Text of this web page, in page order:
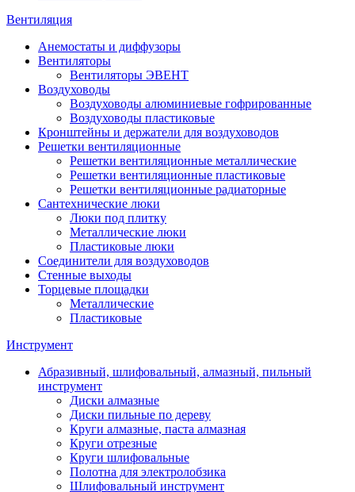
Вентиляция
Анемостаты и диффузоры
Вентиляторы
Вентиляторы ЭВЕНТ
Воздуховоды
Воздуховоды алюминиевые гофрированные
Воздуховоды пластиковые
Кронштейны и держатели для воздуховодов
Решетки вентиляционные
Решетки вентиляционные металлические
Решетки вентиляционные пластиковые
Решетки вентиляционные радиаторные
Сантехнические люки
Люки под плитку
Металлические люки
Пластиковые люки
Соединители для воздуховодов
Стенные выходы
Торцевые площадки
Металлические
Пластиковые
Инструмент
Абразивный, шлифовальный, алмазный, пильный
инструмент
Диски алмазные
Диски пильные по дереву
Круги алмазные, паста алмазная
Круги отрезные
Круги шлифовальные
Полотна для электролобзика
Шлифовальный инструмент